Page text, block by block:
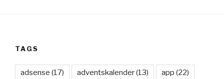
TAGS
adsense (17) adventskalender(13) app (22)